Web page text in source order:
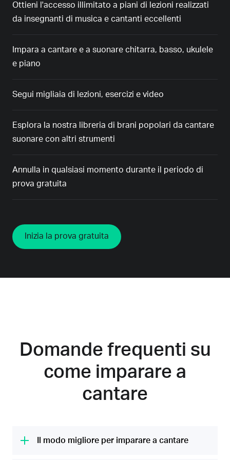
Ottieni l'accesso illimitato a piani di lezioni realizzati
da insegnanti di musica e cantanti eccellenti
Impara a cantare e a suonare chitarra, basso, ukulele
e piano
Segui migliaia di lezioni, esercizi e video
Esplora la nostra libreria di brani popolari da cantare
suonare con altri strumenti
Annulla in qualsiasi momento durante il periodo di
prova gratuita
Inizia la prova gratuita
Domande frequenti su
come imparare a
cantare
Il modo migliore per imparare a cantare